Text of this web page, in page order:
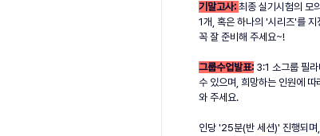
기말고사: 최종 실기시험의 모
1개, 혹은 하나의 '시리즈'를
꼭 잘 준비해 주세요~!
그룹수업발표: 3:1 소그룹 필
수 있으며, 희망하는 인원에
와 주세요.
인당 '25분(반 세션)' 진행되